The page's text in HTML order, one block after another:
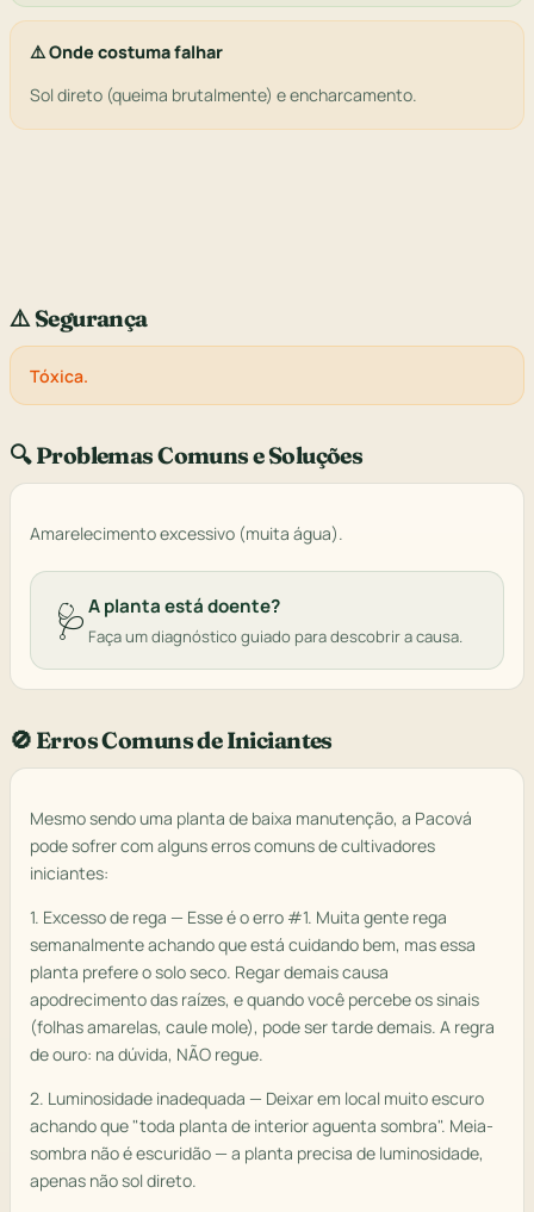
⚠️ Onde costuma falhar
Sol direto (queima brutalmente) e encharcamento.
⚠️ Segurança
Tóxica.
🔍 Problemas Comuns e Soluções
Amarelecimento excessivo (muita água).
🩺A planta está doente?
Faça um diagnóstico guiado para descobrir a causa.
🚫 Erros Comuns de Iniciantes
Mesmo sendo uma planta de baixa manutenção, a Pacová
pode sofrer com alguns erros comuns de cultivadores
iniciantes:
1. Excesso de rega — Esse é o erro #1. Muita gente rega
semanalmente achando que está cuidando bem, mas essa
planta prefere o solo seco. Regar demais causa
apodrecimento das raízes, e quando você percebe os sinais
(folhas amarelas, caule mole), pode ser tarde demais. A regra
de ouro: na dúvida, NÃO regue.
2. Luminosidade inadequada — Deixar em local muito escuro
achando que "toda planta de interior aguenta sombra". Meia-
sombra não é escuridão — a planta precisa de luminosidade,
apenas não sol direto.